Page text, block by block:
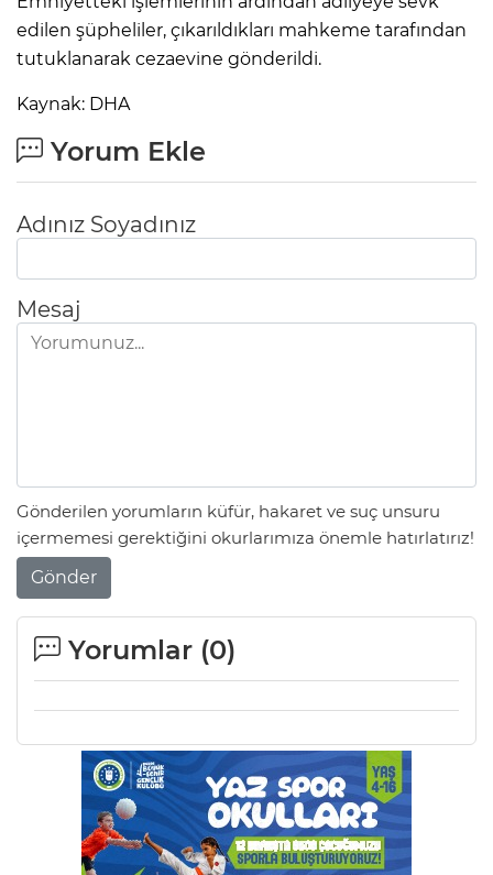
edilen şüpheliler, çıkarıldıkları mahkeme tarafından
tutuklanarak cezaevine gönderildi.
Kaynak: DHA
Yorum Ekle
Adınız Soyadınız
Mesaj
Gönderilen yorumların küfür, hakaret ve suç unsuru
içermemesi gerektiğini okurlarımıza önemle hatırlatırız!
Gönder
Yorumlar (0)